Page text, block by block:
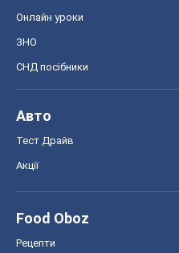
Онлайн уроки
ЗНО
СНД посібники
Авто
Тест Драйв
Акції
Food Oboz
Рецепти